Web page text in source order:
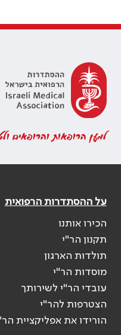
למען הרופאות והרופאים
על ההסתדרות הרפואית
הכירו אותנו
תקנון הר"י
תולדות הארגון
מוסדות הר"י
עובדי הר"י לשירותך
הצטרפות להר"י
הורידו את אפליקציית